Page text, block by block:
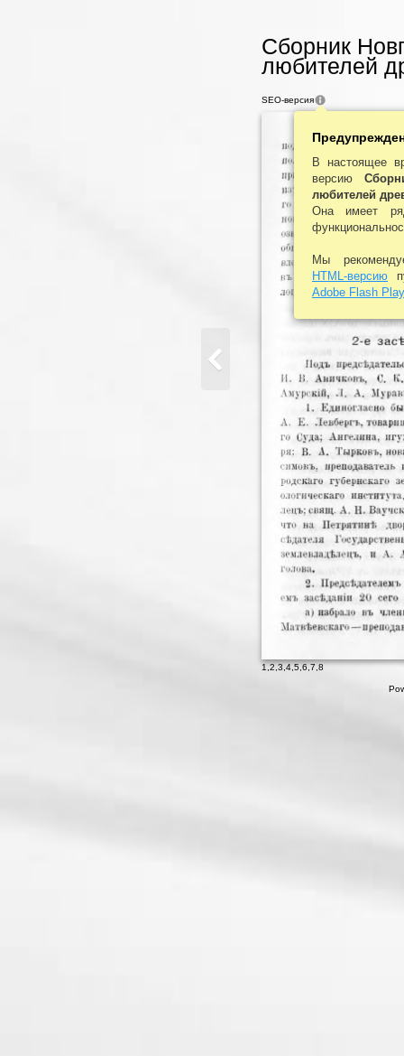
Сборник
любителей
SEO-версия
В настоящее
версию
любителей
Она имеет
Мы
HTML-версию
Adobe Flash
1,2,3,4,5,6,7,8